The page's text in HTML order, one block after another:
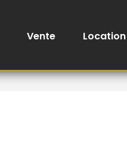
Vente Location